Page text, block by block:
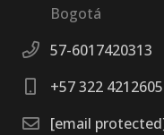
Bogotá
57-6017420313
+57 322 4212605
[email